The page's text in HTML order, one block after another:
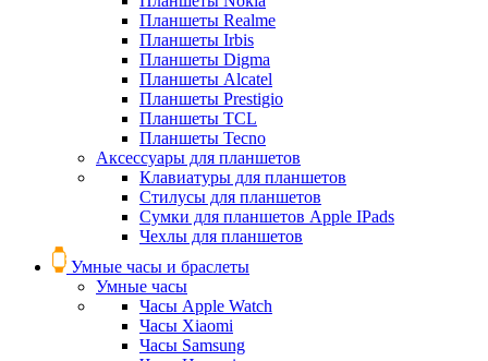
Планшеты Realme
Планшеты Irbis
Планшеты Digma
Планшеты Alcatel
Планшеты Prestigio
Планшеты TCL
Планшеты Tecno
Аксессуары для планшетов
Клавиатуры для планшетов
Стилусы для планшетов
Сумки для планшетов Apple IPads
Чехлы для планшетов
Умные часы и браслеты
Умные часы
Часы Apple Watch
Часы Xiaomi
Часы Samsung